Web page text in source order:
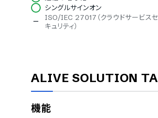
シングルサインオン
ISO/IEC 27017（クラウドサービスセ
キュリティ）
ベトナム語
IT導入補助金
IT導入補助金対象
ALIVE SOLUTION TA
機能